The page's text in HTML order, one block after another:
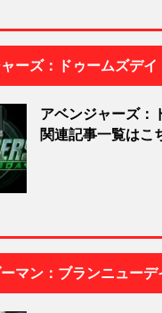
ーズ：ドゥームズデイ
アベンジャーズ：
関連記事一覧はこ
マン：ブランニューデ